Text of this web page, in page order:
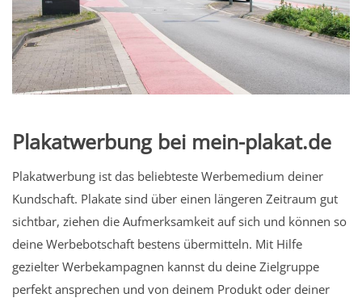
Plakatwerbung bei mein-plakat.de
Plakatwerbung ist das beliebteste Werbemedium deiner
Kundschaft. Plakate sind über einen längeren Zeitraum gut
sichtbar, ziehen die Aufmerksamkeit auf sich und können so
deine Werbebotschaft bestens übermitteln. Mit Hilfe
gezielter Werbekampagnen kannst du deine Zielgruppe
perfekt ansprechen und von deinem Produkt oder deiner